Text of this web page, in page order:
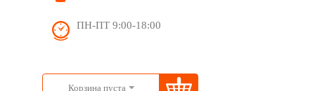
ПН-ПТ 9:00-18:00
Корзина пуста